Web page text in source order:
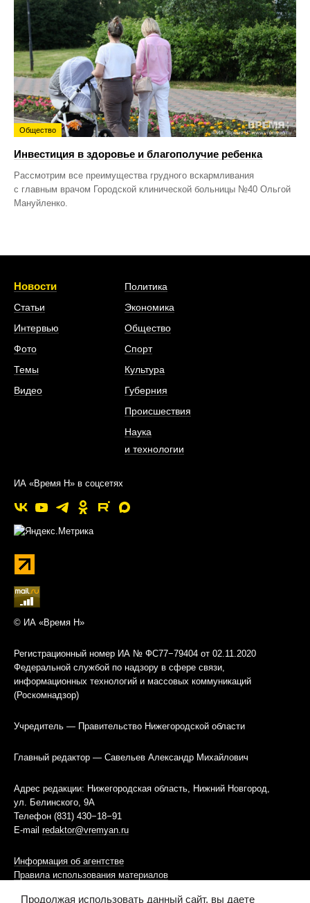
Общество
Инвестиция в здоровье и благополучие ребенка
Рассмотрим все преимущества грудного вскармливания
с главным врачом Городской клинической больницы №40 Ольгой
Мануйленко.
Новости
Статьи
Интервью
Фото
Темы
Видео
Политика
Экономика
Общество
Спорт
Культура
Губерния
Происшествия
Наука
и технологии
ИА «Время Н» в соцсетях
© ИА «Время Н»
Регистрационный номер ИА № ФС77−79404 от 02.11.2020
Федеральной службой по надзору в сфере связи,
информационных технологий и массовых коммуникаций
(Роскомнадзор)
Учредитель — Правительство Нижегородской области
Главный редактор — Савельев Александр Михайлович
Адрес редакции: Нижегородская область, Нижний Новгород,
ул. Белинского, 9А
Телефон (831) 430−18−91
E-mail redaktor@vremyan.ru
Информация об агентстве
Правила использования материалов
Продолжая использовать данный сайт, вы даете